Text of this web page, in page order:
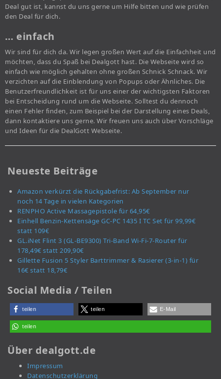
Deal gut ist, kannst du uns gerne um Hilfe bitten und wie prüfen
den Deal für dich.
… einfach
Wir sind für dich da. Wir legen großen Wert auf die Einfachheit und
möchten, dass du Spaß bei Dealgott hast. Die Webseite wird so
einfach wie möglich gehalten ohne großen Schnick Schnack. Wir
verzichten auf die Einblendung von Popups oder Ähnliches. Die
Benutzerfreundlichkeit ist für uns einer der wichtigsten Faktoren
bei Entscheidung rund um die Webseite. Solltest du dennoch
einen Fehler finden, zum Beispiel bei der Darstellung eines Deals,
dann kontaktiere uns gerne. Wir freuen uns auch über Vorschläge
und Ideen für die DealGott Webseite.
Neueste Beiträge
Amazon verkürzt die Rückgabefrist: Ab September nur
noch 14 Tage in vielen Kategorien
RENPHO Active Massagepistole für 64,95€
Einhell Benzin-Kettensäge GC-PC 1435 I TC Set für 99,99€
statt 109€
GL.iNet Flint 3 (GL-BE9300) Tri-Band Wi-Fi-7-Router für
178,49€ statt 209,90€
Gillette Fusion 5 Styler Barttrimmer & Rasierer (3-in-1) für
16€ statt 18,79€
Social Media / Teilen
teilen teilen E-Mail
teilen
Über dealgott.de
Impressum
Datenschutzerklärung